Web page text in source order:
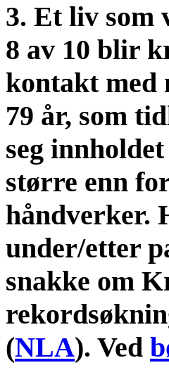
3. Et liv som
8 av 10 blir
kontakt med
79 år, som
seg
større enn
håndverker.
under/etter
snakke om
(NLA). Ved